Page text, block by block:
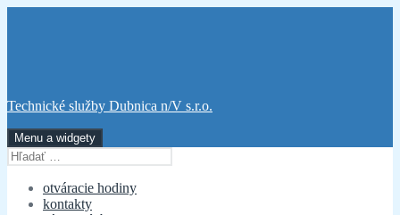
Technické služby Dubnica n/V s.r.o.
Menu a widgety
Hľadať:
otváracie hodiny
kontakty